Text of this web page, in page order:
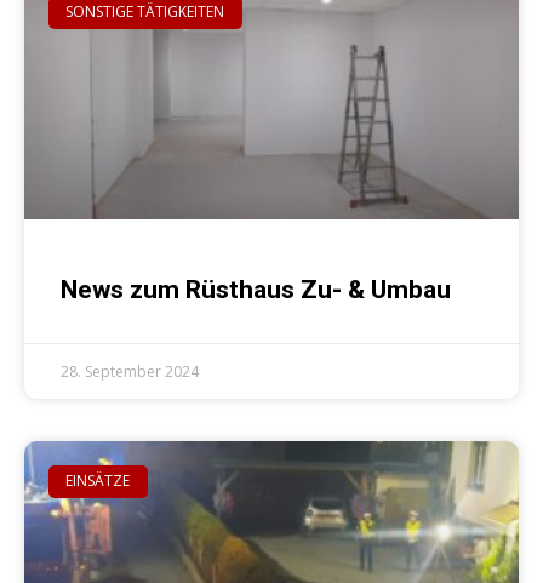
SONSTIGE TÄTIGKEITEN
News zum Rüsthaus Zu- & Umbau
28. September 2024
EINSÄTZE